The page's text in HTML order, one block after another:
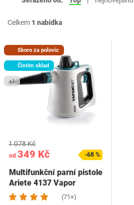
Celkem 1 nabídka
Skoro za polovic
Čistím sklad
+1
od 349 Kč
1 078 Kč
-68 %
Multifunkční parní pistole
Ariete 4137 Vapor
(71×)